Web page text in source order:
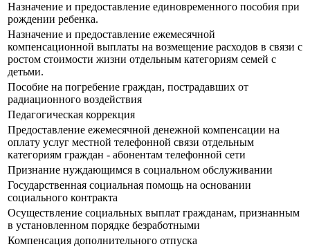
Назначение и предоставление единовременного пособия при
рождении ребенка.
Назначение и предоставление ежемесячной
компенсационной выплаты на возмещение расходов в связи с
ростом стоимости жизни отдельным категориям семей с
детьми.
Пособие на погребение граждан, пострадавших от
радиационного воздействия
Педагогическая коррекция
Предоставление ежемесячной денежной компенсации на
оплату услуг местной телефонной связи отдельным
категориям граждан - абонентам телефонной сети
Признание нуждающимся в социальном обслуживании
Государственная социальная помощь на основании
социального контракта
Осуществление социальных выплат гражданам, признанным
в установленном порядке безработными
Компенсация дополнительного отпуска